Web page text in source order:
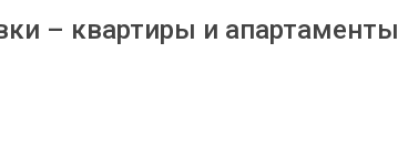
– квартиры и апартаменты